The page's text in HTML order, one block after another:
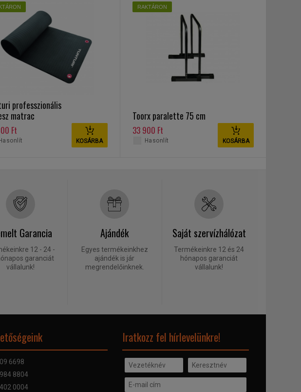
professzionális
matrac
Ft
KOSÁRBA
Hasonlít
RAKTÁRON
Toorx paralette 75 cm
33 900 Ft
KOSÁRBA
Hasonlít
Garancia
12 - 24 -
garanciát
vállalunk!
Ajándék
Egyes termékeinkhez
ajándék is jár
megrendelőinknek.
Saját szervízhálózat
Termékeinkre 12 és 24
hónapos garanciát
vállalunk!
6698
8804
0004
Iratkozz fel hírlevelünkre!